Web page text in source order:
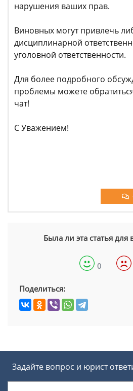
нарушения ваших прав.
Виновных могут привлечь
дисциплинарной
уголовной ответственности.
Для более подробного
проблемы можете
чат!
С Уважением!
Была ли эта статья для
0
Поделиться:
Задайте вопрос и юрист